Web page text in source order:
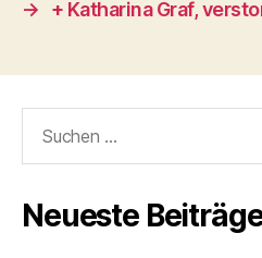
→
+ Katharina Graf,
nach:
Neueste